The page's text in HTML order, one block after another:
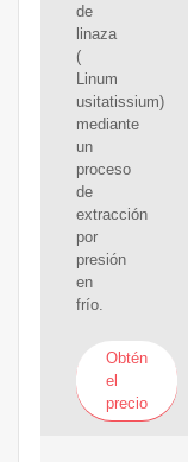
de
linaza
(
Linum
usitatissium)
mediante
un
proceso
de
extracción
por
presión
en
frío.
Obtén
el
precio